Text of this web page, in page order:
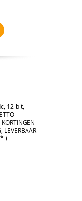
12-bit,
KORTINGEN
LEVERBAAR
)